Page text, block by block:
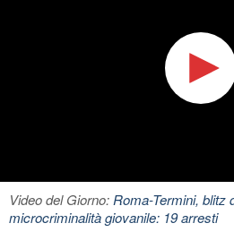
Video del Giorno:Roma-Termini, blitz
microcriminalità giovanile: 19 arresti